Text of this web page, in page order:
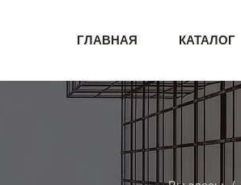
ГЛАВНАЯ КАТАЛОГ